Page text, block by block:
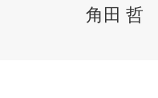
角田 哲